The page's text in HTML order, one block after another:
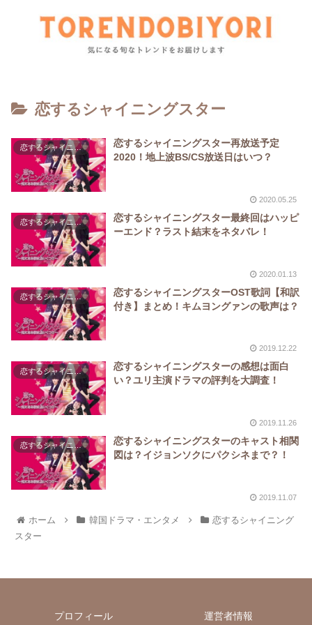
恋するシャイニングスター
恋するシャイニングスター
恋するシャイニングスター再放送予定
2020！地上波BS/CS放送日はいつ？
2020.05.25
恋するシャイニングスター
恋するシャイニングスター最終回はハッピ
ーエンド？ラスト結末をネタバレ！
2020.01.13
恋するシャイニングスター
恋するシャイニングスターOST歌詞【和訳
付き】まとめ！キムヨングァンの歌声は？
2019.12.22
恋するシャイニングスター
恋するシャイニングスターの感想は面白
い？ユリ主演ドラマの評判を大調査！
2019.11.26
恋するシャイニングスター
恋するシャイニングスターのキャスト相関
図は？イジョンソクにパクシネまで？！
2019.11.07
ホーム 韓国ドラマ・エンタメ
恋するシャイニング
スター
プロフィール 運営者情報